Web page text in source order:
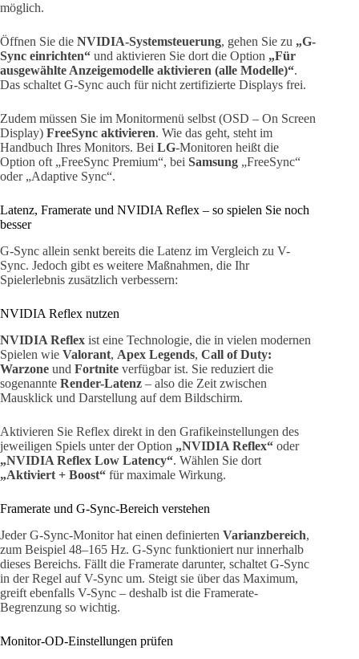
möglich.
Öffnen Sie die NVIDIA-Systemsteuerung, gehen Sie zu „G-
Sync einrichten“ und aktivieren Sie dort die Option „Für
ausgewählte Anzeigemodelle aktivieren (alle Modelle)“.
Das schaltet G-Sync auch für nicht zertifizierte Displays frei.
Zudem müssen Sie im Monitormenü selbst (OSD – On Screen
Display) FreeSync aktivieren. Wie das geht, steht im
Handbuch Ihres Monitors. Bei LG-Monitoren heißt die
Option oft „FreeSync Premium“, bei Samsung „FreeSync“
oder „Adaptive Sync“.
Latenz, Framerate und NVIDIA Reflex – so spielen Sie noch
besser
G-Sync allein senkt bereits die Latenz im Vergleich zu V-
Sync. Jedoch gibt es weitere Maßnahmen, die Ihr
Spielerlebnis zusätzlich verbessern:
NVIDIA Reflex nutzen
NVIDIA Reflex ist eine Technologie, die in vielen modernen
Spielen wie Valorant, Apex Legends, Call of Duty:
Warzone und Fortnite verfügbar ist. Sie reduziert die
sogenannte Render-Latenz – also die Zeit zwischen
Mausklick und Darstellung auf dem Bildschirm.
Aktivieren Sie Reflex direkt in den Grafikeinstellungen des
jeweiligen Spiels unter der Option „NVIDIA Reflex“ oder
„NVIDIA Reflex Low Latency“. Wählen Sie dort
„Aktiviert + Boost“ für maximale Wirkung.
Framerate und G-Sync-Bereich verstehen
Jeder G-Sync-Monitor hat einen definierten Varianzbereich,
zum Beispiel 48–165 Hz. G-Sync funktioniert nur innerhalb
dieses Bereichs. Fällt die Framerate darunter, schaltet G-Sync
in der Regel auf V-Sync um. Steigt sie über das Maximum,
greift ebenfalls V-Sync – deshalb ist die Framerate-
Begrenzung so wichtig.
Monitor-OD-Einstellungen prüfen